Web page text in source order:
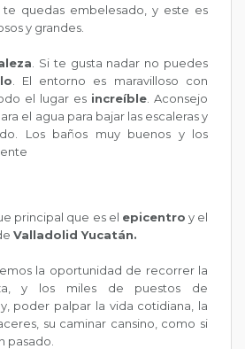
te quedas embelesado, y este es
y grandes.
. Si te gusta nadar no puedes
. El entorno es maravilloso con
el lugar es increíble . Aconsejo
el agua para bajar las escaleras y
Los baños muy buenos y los
principal que es el epicentro y el
Valladolid Yucatán.
la oportunidad de recorrer la
y los miles de puestos de
poder palpar la vida cotidiana, la
su caminar cansino, como si
pasado.